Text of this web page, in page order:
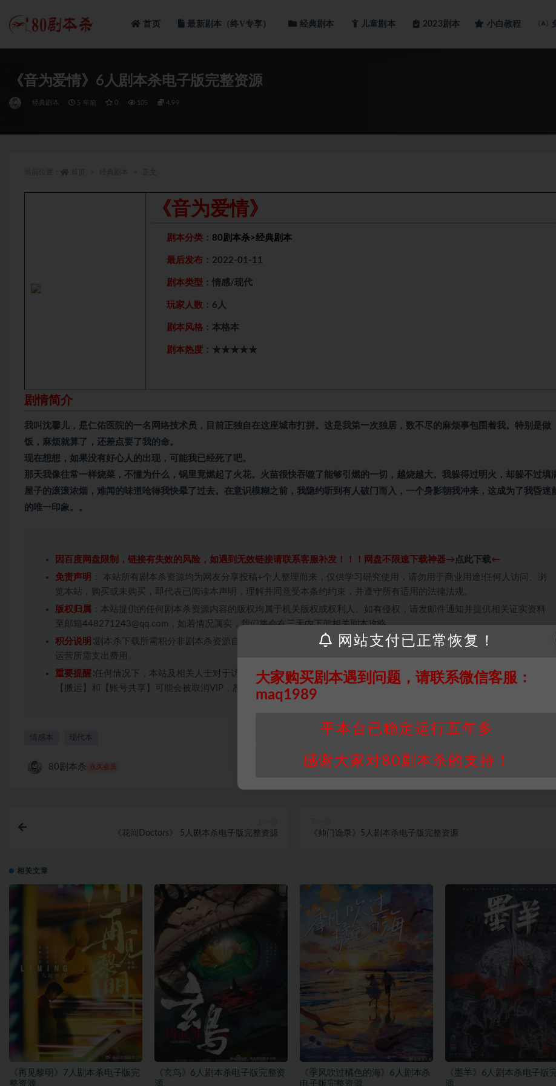
首页 最新剧本（终V专享） 经典剧本 儿童剧本 2023剧本 小白教程
《音为爱情》6人剧本杀电子版完整资源
经典剧本 5 年前 0 105 4.99
《音为爱情》
剧本分类： 80剧本杀>经典剧本
最后发布： 2022-01-11
剧本类型： 情感/现代
玩家人数： 6人
剧本风格： 本格本
剧本热度： ★★★★★
剧情简介
我叫沈馨儿，是仁佑医院的一名网络技术员，目前正独自在这座城市打拼。这是我第一次独居，数不尽的麻烦事包围着我。特别是做
饭，麻烦就算了，还差点要了我的命。
现在想想，如果没有好心人的出现，可能我已经死了吧。
那天我像往常一样烧菜，不懂为什么，锅里竟燃起了火花。火苗很快吞噬了能够引燃的一切，越烧越大。我躲得过明火，却躲不过填
屋子的滚滚浓烟，难闻的味道呛得我快晕了过去。在意识模糊之前，我隐约听到有人破门而入，一个身影朝我冲来，这成为了我昏迷
的唯一印象。。
因百度网盘限制，链接有失效的风险，如遇到无效链接请联系客服补发！！！网盘不限速下载神器→ 点此下载←
免责声明 ： 本站所有剧本杀资源均为网友分享投稿+个人整理而来，仅供学习研究使用，请勿用于商业用途!任何人访问、浏
览本站，购买或未购买，即代表已阅读本声明，理解并同意受本条约约束，并遵守所有适用的法律法规。
版权归属 ：本站提供的任何剧本杀资源内容的版权均属于机关版权或权利人。如有侵权，请发邮件通知并提供相关证实资料
至邮箱448271243@qq.com，如若情况属实，我们将会在三天内下架相关剧本攻略。
积分说明 ∶剧本杀下载所需积分非剧本杀资源自身价值，本站积分为本站收取的赞助费，用于本站整理资料的时间成本及网站
运营所需支出费用。
重要提醒 ∶任何情况下，本站及相关人士对于访问或购买使用引起的任何行为和纠纷，本站概不承担任何责任。未经许可的
【搬运】和【账号共享】可能会被取消VIP，恕不另行通知！
情感本 现代本
80剧本杀 永久会员 打赏 收藏
《花间Doctors》 5人剧本杀电子版完整资源 《帅门诡录》5人剧本杀电子版完整资源
相关文章
《再见黎明》7人剧本杀电子版完
整资源
《玄鸟》6人剧本杀电子版完整资
源
《季风吹过橘色的海》6人剧本杀
电子版完整资源
《墨羊》6人剧本杀电子版
源
网站支付已正常恢复！
大家购买剧本遇到问题，请联系微信客服：
maq1989
平本台已稳定运行五年多
感谢大家对80剧本杀的支持！